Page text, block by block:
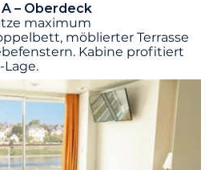
– Oberdeck
maximum
möblierter Terrasse
Kabine profitiert